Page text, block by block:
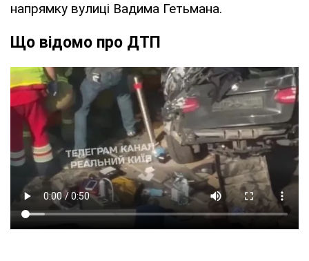
напрямку вулиці Вадима Гетьмана.
Що відомо про ДТП